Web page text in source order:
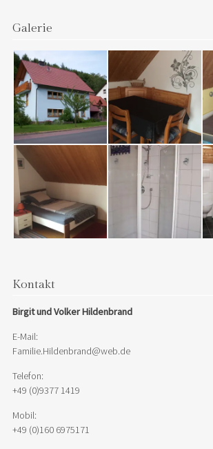
Galerie
Kontakt
Birgit und Volker Hildenbrand
E-Mail:
Familie.Hildenbrand@web.de
Telefon:
+49 (0)9377 1419
Mobil:
+49 (0)160 6975171